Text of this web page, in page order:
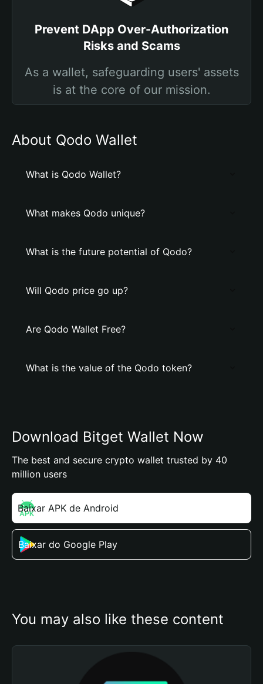
Prevent DApp Over-Authorization
Risks and Scams
As a wallet, safeguarding users' assets
is at the core of our mission.
About Qodo Wallet
What is Qodo Wallet?
What makes Qodo unique?
What is the future potential of Qodo?
Will Qodo price go up?
Are Qodo Wallet Free?
What is the value of the Qodo token?
Download Bitget Wallet Now
The best and secure crypto wallet trusted by 40
million users
Baixar APK de Android
Baixar do Google Play
You may also like these content